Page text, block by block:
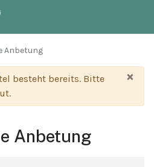
Anbetung
×
besteht bereits. Bitte
Anbetung